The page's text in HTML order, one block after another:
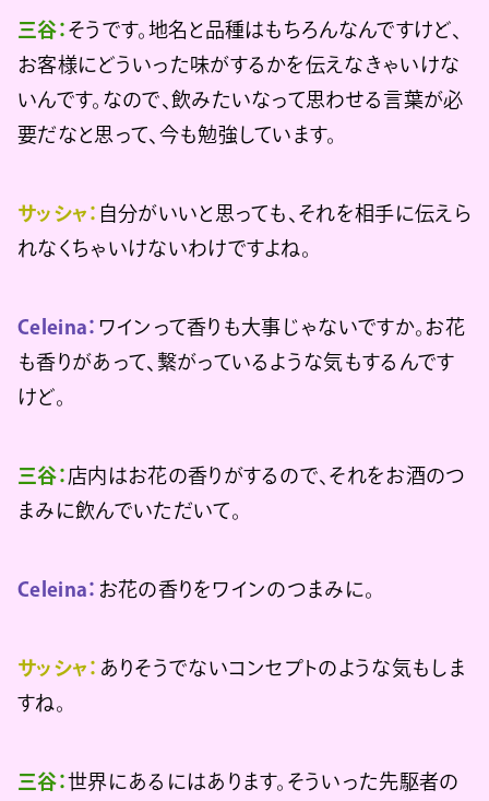
三谷： そうです。地名と品種はもちろんなんですけど、
お客様にどういった味がするかを伝えなきゃいけな
いんです。なので、飲みたいなって思わせる言葉が必
要だなと思って、今も勉強しています。
サッシャ： 自分がいいと思っても、それを相手に伝えら
れなくちゃいけないわけですよね。
Celeina： ワインって香りも大事じゃないですか。お花
も香りがあって、繋がっているような気もするんです
けど。
三谷： 店内はお花の香りがするので、それをお酒のつ
まみに飲んでいただいて。
Celeina： お花の香りをワインのつまみに。
サッシャ： ありそうでないコンセプトのような気もしま
すね。
三谷：世界にあるにはあります。そういった先駆者の